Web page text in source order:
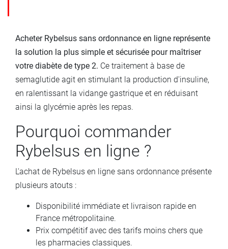
Acheter Rybelsus sans ordonnance en ligne représente
la solution la plus simple et sécurisée pour maîtriser
votre diabète de type 2. Ce traitement à base de
semaglutide agit en stimulant la production d'insuline,
en ralentissant la vidange gastrique et en réduisant
ainsi la glycémie après les repas.
Pourquoi commander
Rybelsus en ligne ?
L'achat de Rybelsus en ligne sans ordonnance présente
plusieurs atouts :
Disponibilité immédiate et livraison rapide en
France métropolitaine.
Prix compétitif avec des tarifs moins chers que
les pharmacies classiques.